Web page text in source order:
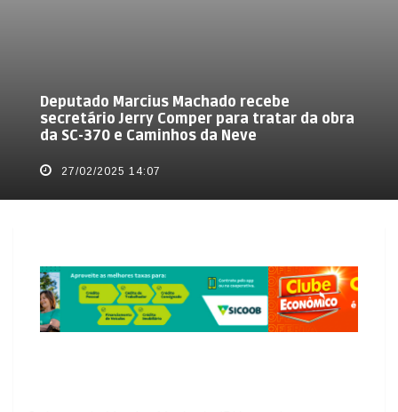
Deputado Marcius Machado recebe
secretário Jerry Comper para tratar da obra
da SC-370 e Caminhos da Neve
27/02/2025 14:07